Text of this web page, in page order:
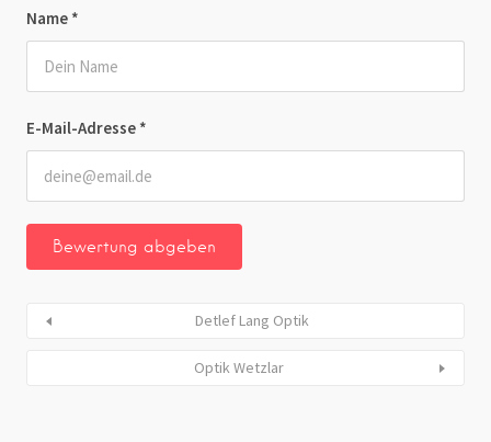
Name *
E-Mail-Adresse *
Detlef Lang Optik
Optik Wetzlar